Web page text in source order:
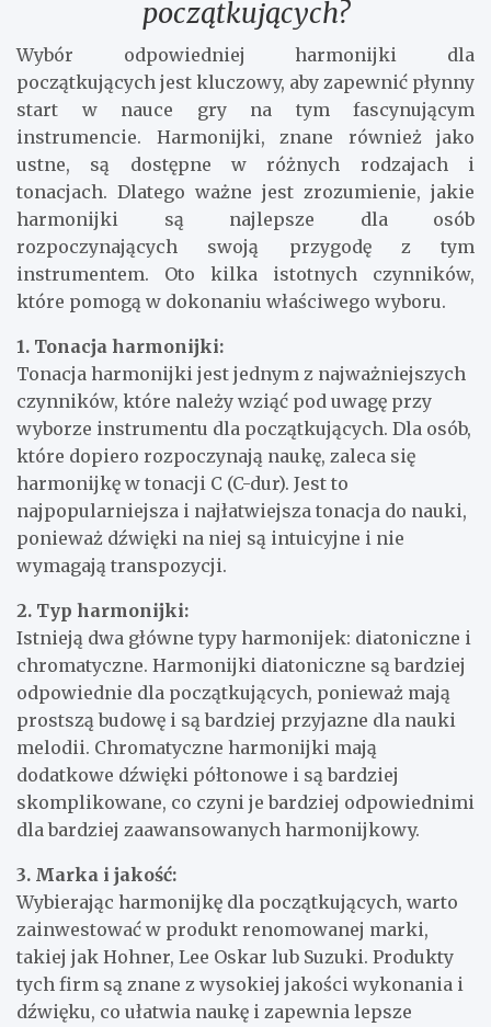
początkujących?
Wybór odpowiedniej harmonijki dla
początkujących jest kluczowy, aby zapewnić płynny
start w nauce gry na tym fascynującym
instrumencie. Harmonijki, znane również jako
ustne, są dostępne w różnych rodzajach i
tonacjach. Dlatego ważne jest zrozumienie, jakie
harmonijki są najlepsze dla osób
rozpoczynających swoją przygodę z tym
instrumentem. Oto kilka istotnych czynników,
które pomogą w dokonaniu właściwego wyboru.
1. Tonacja harmonijki:
Tonacja harmonijki jest jednym z najważniejszych
czynników, które należy wziąć pod uwagę przy
wyborze instrumentu dla początkujących. Dla osób,
które dopiero rozpoczynają naukę, zaleca się
harmonijkę w tonacji C (C-dur). Jest to
najpopularniejsza i najłatwiejsza tonacja do nauki,
ponieważ dźwięki na niej są intuicyjne i nie
wymagają transpozycji.
2. Typ harmonijki:
Istnieją dwa główne typy harmonijek: diatoniczne i
chromatyczne. Harmonijki diatoniczne są bardziej
odpowiednie dla początkujących, ponieważ mają
prostszą budowę i są bardziej przyjazne dla nauki
melodii. Chromatyczne harmonijki mają
dodatkowe dźwięki półtonowe i są bardziej
skomplikowane, co czyni je bardziej odpowiednimi
dla bardziej zaawansowanych harmonijkowy.
3. Marka i jakość:
Wybierając harmonijkę dla początkujących, warto
zainwestować w produkt renomowanej marki,
takiej jak Hohner, Lee Oskar lub Suzuki. Produkty
tych firm są znane z wysokiej jakości wykonania i
dźwięku, co ułatwia naukę i zapewnia lepsze